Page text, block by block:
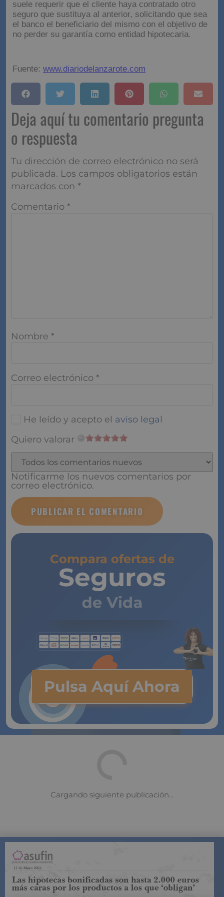
suele requerir que el cliente haya contratado otro
seguro que sustituya al anterior, solicitando que sea
el banco el beneficiario del mismo con el objetivo de
no perder su garantía como entidad hipotecaria.
Fuente: www.diariodelanzarote.com
Deja aquí tu comentario pregunta
o respuesta
Tu dirección de correo electrónico no será
publicada. Los campos obligatorios están
marcados con *
Comentario *
Nombre *
Correo electrónico *
He leído y acepto el aviso legal
Quiero valorar
Notificarme los nuevos comentarios por
correo electrónico.
Compara ofertas de
Seguros
de Vida
Pulsa Aquí Ahora
COMPARADOR DE SEGUROS DE VIDASUJETO A LA
REGULACIÓN DE LA DIRECCIÓN GENERAL DE
SEGUROS